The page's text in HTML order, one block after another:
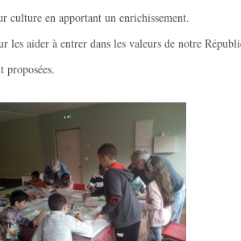
culture en apportant un enrichissement.
les aider à entrer dans les valeurs de notre
proposées.